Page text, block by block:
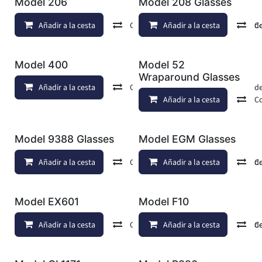
Añadir a la cesta Comparar Añadir a lista de
Añadir a la cesta
Model 400
Añadir a la cesta Comparar Añadir a lista de
Model 52
Wraparound Glasses
Añadir a la cesta
Model 9388 Glasses
Añadir a la cesta Comparar Añadir a lista de
Model EGM Glasses
Añadir a la cesta
Model EX601
Añadir a la cesta Comparar Añadir a lista de
Model F10
Añadir a la cesta